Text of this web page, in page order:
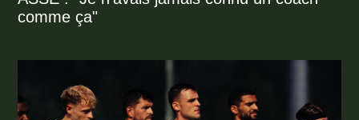
comme ça"